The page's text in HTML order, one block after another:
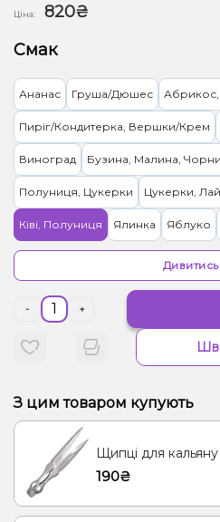
Ціна:
820₴
Смак
Ананас Груша/Дюшес
Пиріг/Кондитерка, Вершки/Крем
Виноград Бузина, Малина,
Полуниця, Цукерки Цукерки,
Ківі, Полуниця Ялинка Яблуко
Апельсин, Кавун, Малина Асаї,
Лимонад, Мультифрукт
М'ята Пиріг/Кондитерка,
Лимонад, Помело, Вершки/Крем.
Апельсин, Малина, Чорниця/
Лайм, Персик Ваніль, Кола
Манго, Енергетик Лимонад,
- +
З цим товаром купують
Щипці для
190₴